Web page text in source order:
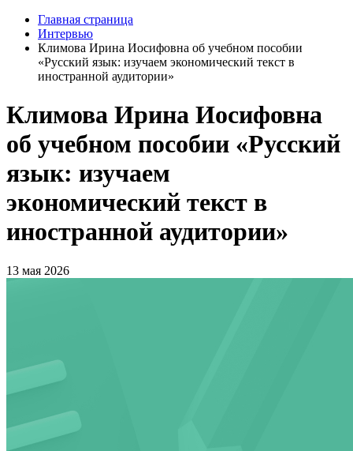
Главная страница
Интервью
Климова Ирина Иосифовна об учебном пособии
«Русский язык: изучаем экономический текст в
иностранной аудитории»
Климова Ирина Иосифовна
об учебном пособии «Русский
язык: изучаем
экономический текст в
иностранной аудитории»
13 мая 2026